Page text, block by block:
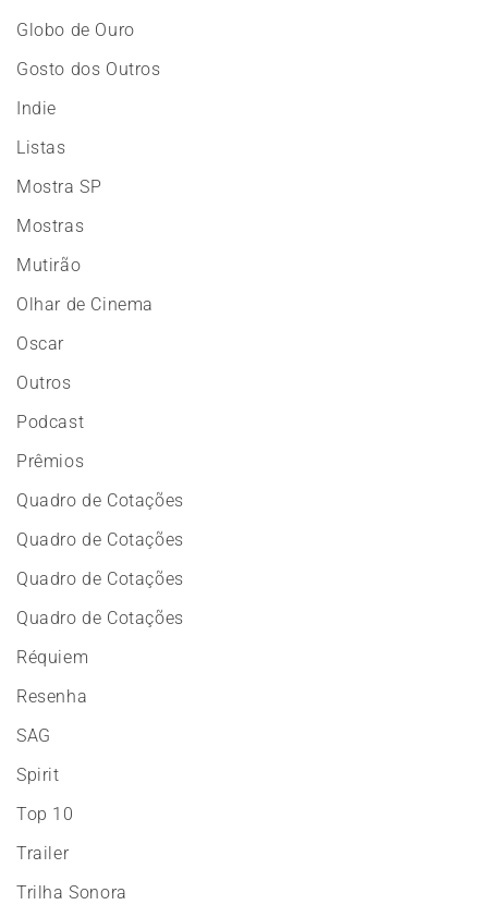
Globo de Ouro
Gosto dos Outros
Indie
Listas
Mostra SP
Mostras
Mutirão
Olhar de Cinema
Oscar
Outros
Podcast
Prêmios
Quadro de Cotações
Quadro de Cotações
Quadro de Cotações
Quadro de Cotações
Réquiem
Resenha
SAG
Spirit
Top 10
Trailer
Trilha Sonora